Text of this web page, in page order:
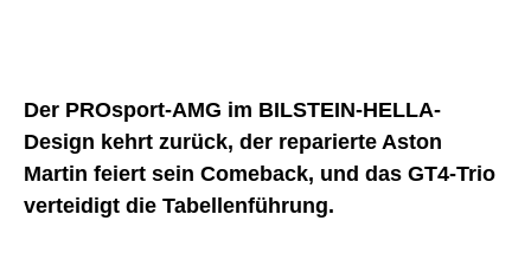
Der PROsport-AMG im BILSTEIN-HELLA-
Design kehrt zurück, der reparierte Aston
Martin feiert sein Comeback, und das GT4-Trio
verteidigt die Tabellenführung.